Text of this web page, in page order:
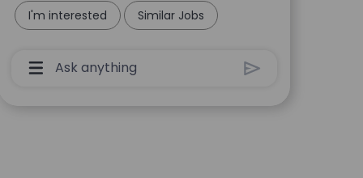
I'm interested Similar Jobs
Chatbot User Input Box With Send Button